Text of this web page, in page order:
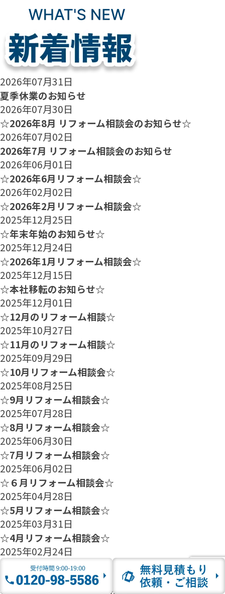
2026年07月31日
夏季休業のお知らせ
2026年07月30日
☆2026年8月 リフォーム相談会のお知らせ☆
2026年07月02日
2026年7月 リフォーム相談会のお知らせ
2026年06月01日
☆2026年6月リフォーム相談会☆
2026年02月02日
☆2026年2月リフォーム相談会☆
2025年12月25日
☆年末年始のお知らせ☆
2025年12月24日
☆2026年1月リフォーム相談会☆
2025年12月15日
☆本社移転のお知らせ☆
2025年12月01日
☆12月のリフォーム相談☆
2025年10月27日
☆11月のリフォーム相談☆
2025年09月29日
☆10月リフォーム相談会☆
2025年08月25日
☆9月リフォーム相談会☆
2025年07月28日
☆8月リフォーム相談会☆
2025年06月30日
☆7月リフォーム相談会☆
2025年06月02日
☆６月リフォーム相談会☆
2025年04月28日
☆5月リフォーム相談会☆
2025年03月31日
☆4月リフォーム相談会☆
2025年02月24日
☆3月リフォーム相談会☆
2025年01月27日